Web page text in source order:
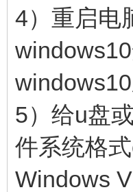
4）重启电
5）给u盘
件系统格
Windows